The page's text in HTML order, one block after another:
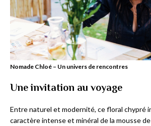
Nomade Chloé – Un univers de rencontres
Une invitation au voyage
Entre naturel et modernité, ce floral chypré
caractère intense et minéral de la mousse